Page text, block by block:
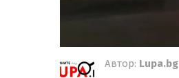
Автор: Lupa.bg